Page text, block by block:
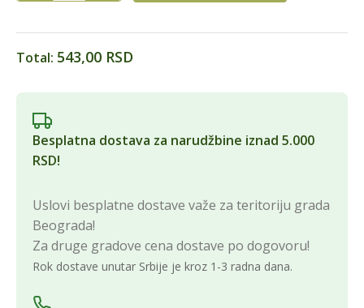
Total: 543,00 RSD
Besplatna dostava za narudžbine iznad 5.000
RSD!
Uslovi besplatne dostave važe za teritoriju grada
Beograda!
Za druge gradove cena dostave po dogovoru!
Rok dostave unutar Srbije je kroz 1-3 radna dana.